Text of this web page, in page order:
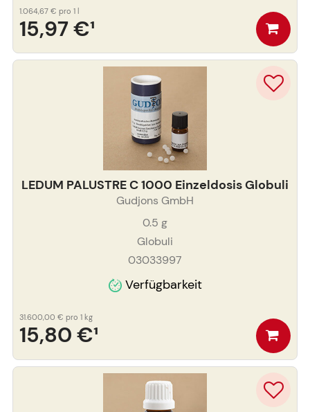
15,97 €¹
1.064,67 € pro 1 l
LEDUM PALUSTRE C 1000 Einzeldosis Globuli
Gudjons GmbH
0.5 g
Globuli
03033997
Verfügbarkeit
15,80 €¹
31.600,00 € pro 1 kg